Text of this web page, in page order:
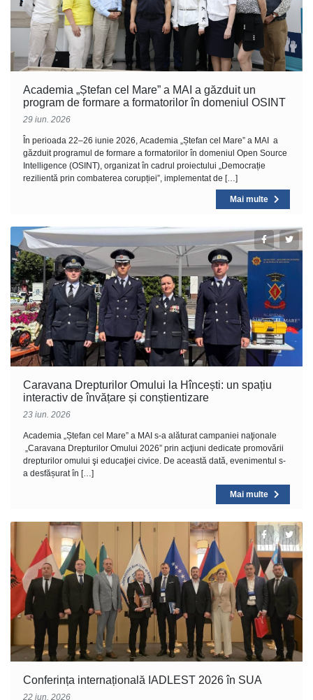
Academia „Ștefan cel Mare” a MAI a găzduit un
program de formare a formatorilor în domeniul OSINT
29 iun. 2026
În perioada 22–26 iunie 2026, Academia „Ștefan cel Mare” a MAI a
găzduit programul de formare a formatorilor în domeniul Open Source
Intelligence (OSINT), organizat în cadrul proiectului „Democrație
rezilientă prin combaterea corupției”, implementat de […]
Mai multe
Caravana Drepturilor Omului la Hîncești: un spațiu
interactiv de învățare și conștientizare
23 iun. 2026
Academia „Ștefan cel Mare” a MAI s-a alăturat campaniei naţionale
„Caravana Drepturilor Omului 2026” prin acţiuni dedicate promovării
drepturilor omului şi educaţiei civice. De această dată, evenimentul s-
a desfășurat în […]
Mai multe
Conferința internațională IADLEST 2026 în SUA
22 iun. 2026